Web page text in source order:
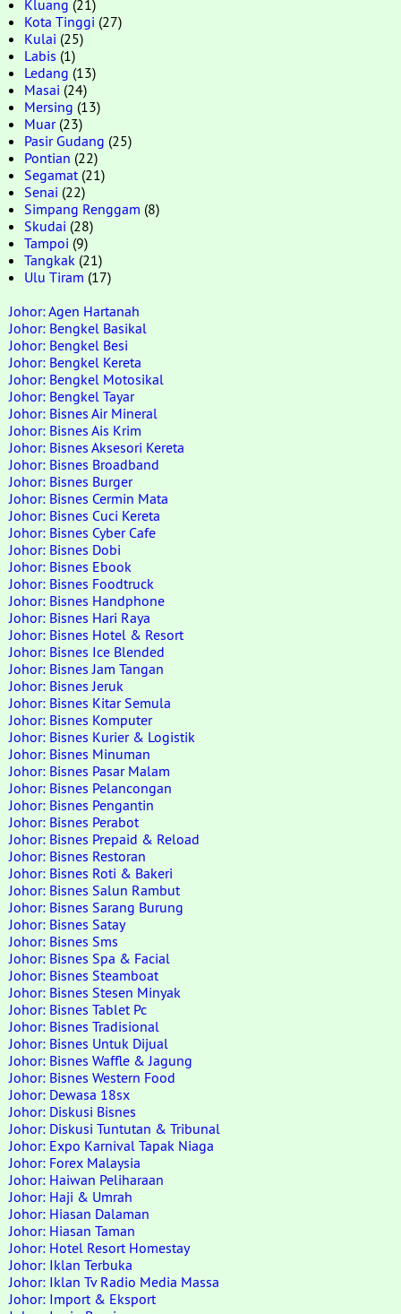
Kluang (21)
Kota Tinggi (27)
Kulai (25)
Labis (1)
Ledang (13)
Masai (24)
Mersing (13)
Muar(23)
Pasir Gudang (25)
Pontian (22)
Segamat(21)
Senai (22)
Simpang Renggam (8)
Skudai (28)
Tampoi (9)
Tangkak (21)
Ulu Tiram (17)
Johor: Agen Hartanah
Johor: Bengkel Basikal
Johor: Bengkel Besi
Johor: Bengkel Kereta
Johor: Bengkel Motosikal
Johor: Bengkel Tayar
Johor: Bisnes Air Mineral
Johor: Bisnes Ais Krim
Johor: Bisnes Aksesori Kereta
Johor: Bisnes Broadband
Johor: Bisnes Burger
Johor: Bisnes Cermin Mata
Johor: Bisnes Cuci Kereta
Johor: Bisnes Cyber Cafe
Johor: Bisnes Dobi
Johor: Bisnes Ebook
Johor: Bisnes Foodtruck
Johor: Bisnes Handphone
Johor: Bisnes Hari Raya
Johor: Bisnes Hotel & Resort
Johor: Bisnes Ice Blended
Johor: Bisnes Jam Tangan
Johor: Bisnes Jeruk
Johor: Bisnes Kitar Semula
Johor: Bisnes Komputer
Johor: Bisnes Kurier & Logistik
Johor: Bisnes Minuman
Johor: Bisnes Pasar Malam
Johor: Bisnes Pelancongan
Johor: Bisnes Pengantin
Johor: Bisnes Perabot
Johor: Bisnes Prepaid & Reload
Johor: Bisnes Restoran
Johor: Bisnes Roti & Bakeri
Johor: Bisnes Salun Rambut
Johor: Bisnes Sarang Burung
Johor: Bisnes Satay
Johor: Bisnes Sms
Johor: Bisnes Spa & Facial
Johor: Bisnes Steamboat
Johor: Bisnes Stesen Minyak
Johor: Bisnes Tablet Pc
Johor: Bisnes Tradisional
Johor: Bisnes Untuk Dijual
Johor: Bisnes Waffle & Jagung
Johor: Bisnes Western Food
Johor: Dewasa 18sx
Johor: Diskusi Bisnes
Johor: Diskusi Tuntutan & Tribunal
Johor: Expo Karnival Tapak Niaga
Johor: Forex Malaysia
Johor: Haiwan Peliharaan
Johor: Haji & Umrah
Johor: Hiasan Dalaman
Johor: Hiasan Taman
Johor: Hotel Resort Homestay
Johor: Iklan Terbuka
Johor: Iklan Tv Radio Media Massa
Johor: Import & Eksport